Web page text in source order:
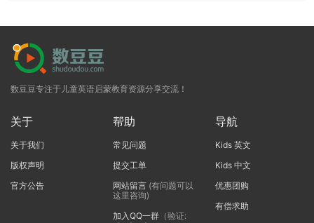
数豆豆专注于儿童英语启蒙教育资源分享交流！
关于
关于我们
版权声明
官方公告
帮助
常见问题
提交工单
网站留言(有问题可以
这里咨询)
加入QQ一群（验证:
导航
Kids 英文
Kids 中文
优惠团购
有偿求助